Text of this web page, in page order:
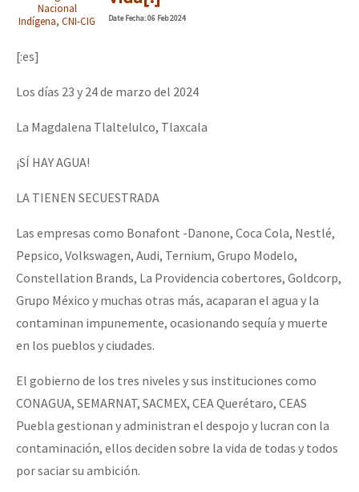
Mundo
AutonomÍa y Resistencia
Megaproyectos
Migración
Presos
Mujeres
Niñxs
ETIQUETAS
MULTIMEDIA
Audio
Fotorreportaje
Video
Otras secciones
Semillero Guerra contra la Humanidad. (Las poblaciones y
Dia 1: Encontro “Guerra contra a Humanidade”
[CDMX – 20 julio] Jornadas globales por la libertad de Jesús
“Sonhando a Terra do Bem Virá” se publica no Estado Espanhol
[25 abr – CDMX] Tokín por el CNI: 30 años de Resistencia y
Nacional
Indígena, CNI-CIG
DateFecha: 06 Feb 2024
[:es]
Los días 23 y 24 de marzo del 2024
La Magdalena Tlaltelulco, Tlaxcala
¡SÍ HAY AGUA!
LA TIENEN SECUESTRADA
Las empresas como Bonafont -Danone, Coca Cola, Nestlé,
Pepsico, Volkswagen, Audi, Ternium, Grupo Modelo,
Constellation Brands, La Providencia cobertores, Goldcorp,
Grupo México y muchas otras más, acaparan el agua y la
contaminan impunemente, ocasionando sequía y muerte
en los pueblos y ciudades.
El gobierno de los tres niveles y sus instituciones como
CONAGUA, SEMARNAT, SACMEX, CEA Querétaro, CEAS
Puebla gestionan y administran el despojo y lucran con la
contaminación, ellos deciden sobre la vida de todas y todos
por saciar su ambición.